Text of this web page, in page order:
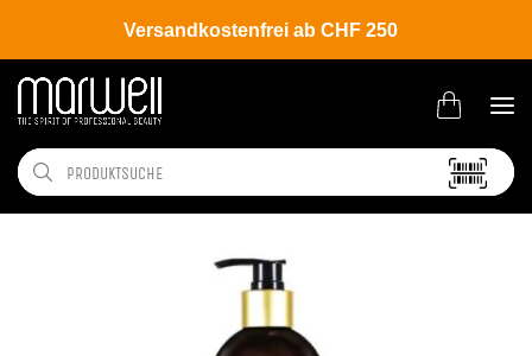
Versandkostenfrei ab CHF 250
Shop Brands CHI